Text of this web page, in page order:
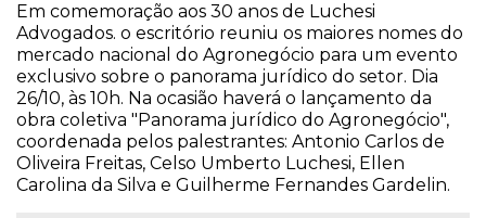
Em comemoração aos 30 anos de Luchesi
Advogados. o escritório reuniu os maiores nomes do
mercado nacional do Agronegócio para um evento
exclusivo sobre o panorama jurídico do setor. Dia
26/10, às 10h. Na ocasião haverá o lançamento da
obra coletiva "Panorama jurídico do Agronegócio",
coordenada pelos palestrantes: Antonio Carlos de
Oliveira Freitas, Celso Umberto Luchesi, Ellen
Carolina da Silva e Guilherme Fernandes Gardelin.